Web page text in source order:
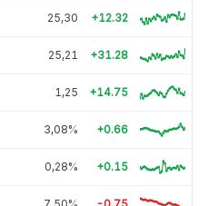
25,30 +12.32
25,21 +31.28
1,25 +14.75
3,08% +0.66
0,28% +0.15